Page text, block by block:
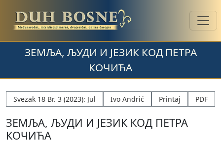
ЗЕМЉА, ЉУДИ И ЈЕЗИК КОД ПЕТРА
КОЧИЋА
Svezak 18 Br. 3 (2023): Jul Ivo Andrić Printaj PDF
ЗЕМЉА, ЉУДИ И ЈЕЗИК КОД ПЕТРА
КОЧИЋА